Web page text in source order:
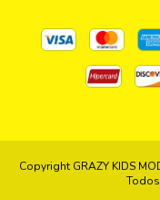
Copyright GRAZY KIDS